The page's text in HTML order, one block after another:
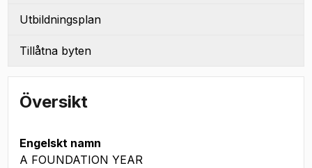
Utbildningsplan
Tillåtna byten
Översikt
Engelskt namn
A FOUNDATION YEAR